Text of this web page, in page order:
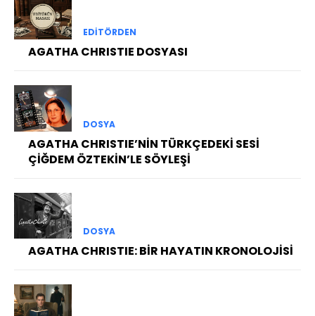
EDITÖRDEN
AGATHA CHRISTIE DOSYASI
DOSYA
AGATHA CHRISTIE’NİN TÜRKÇEDEKİ SESİ
ÇİĞDEM ÖZTEKİN’LE SÖYLEŞİ
DOSYA
AGATHA CHRISTIE: BİR HAYATIN KRONOLOJİSİ